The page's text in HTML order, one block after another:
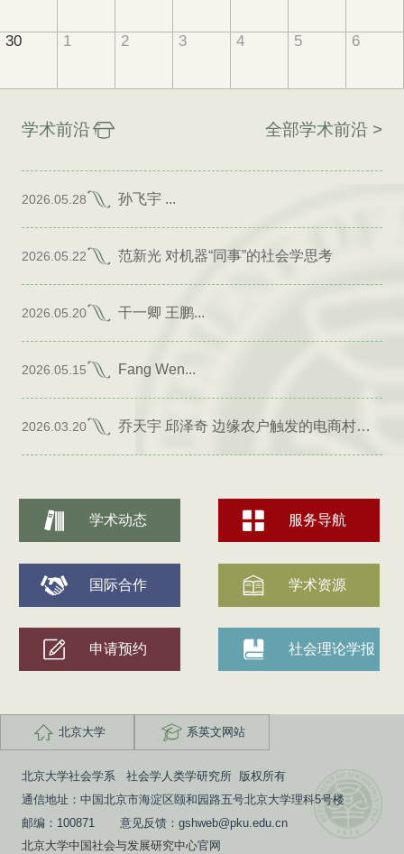
30 1 2 3 4 5 6
学术前沿 全部学术前沿 >
2026.05.28 孙飞宇 ...
2026.05.22 范新光 对机器“同事”的社会学思考
2026.05.20 干一卿 王鹏...
2026.05.15 Fang Wen...
2026.03.20 乔天宇 邱泽奇 边缘农户触发的电商村形成
学术动态 服务导航
国际合作 学术资源
申请预约 社会理论学报
北京大学 系英文网站
北京大学社会学系 社会学人类学研究所 版权所有
通信地址：中国北京市海淀区颐和园路五号北京大学理科5号楼
邮编：100871 意见反馈：gshweb@pku.edu.cn
北京大学中国社会与发展研究中心官网